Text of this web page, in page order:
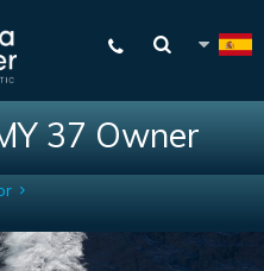
37 Owner